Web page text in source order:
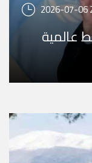
2026-07-06
عالمية